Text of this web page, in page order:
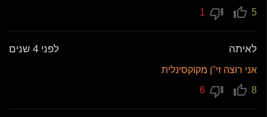
5
לאיתה לפני 4 שנים
אני רוצה זי"ן מקוקסינלית
8